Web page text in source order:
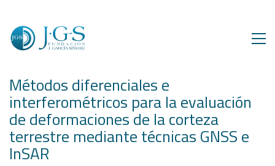
Métodos diferenciales e
interferométricos para la evaluación
de deformaciones de la corteza
terrestre mediante técnicas GNSS e
InSAR